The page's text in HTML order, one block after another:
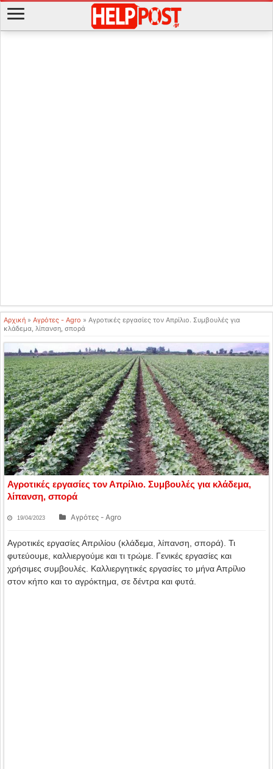
Αρχική » Αγρότες - Agro » Αγροτικές εργασίες τον Απρίλιο. Συμβουλές για
κλάδεμα, λίπανση, σπορά
Αγροτικές εργασίες τον Απρίλιο. Συμβουλές για κλάδεμα,
λίπανση, σπορά
19/04/2023 Αγρότες - Agro
Αγροτικές εργασίες Απριλίου (κλάδεμα, λίπανση, σπορά). Τι
φυτεύουμε, καλλιεργούμε και τι τρώμε. Γενικές εργασίες και
χρήσιμες συμβουλές. Καλλιεργητικές εργασίες το μήνα Απρίλιο
στον κήπο και το αγρόκτημα, σε δέντρα και φυτά.